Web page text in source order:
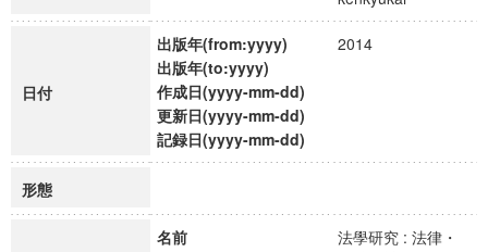
日付
出版年(from:yyyy)
2014
出版年(to:yyyy)
作成日(yyyy-mm-dd)
更新日(yyyy-mm-dd)
記録日(yyyy-mm-dd)
形態
名前
法學研究 : 法律・